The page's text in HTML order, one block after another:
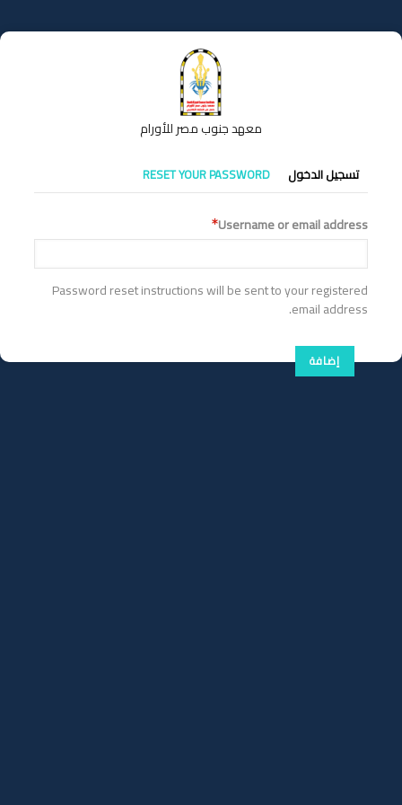
إلى
المحتوى
معهد جنوب مصر للأورام
التبويبات
الأساسية
تسجيل الدخول RESET YOUR PASSWORD
Username or email address
Password reset instructions will be sent to your registered
email address.